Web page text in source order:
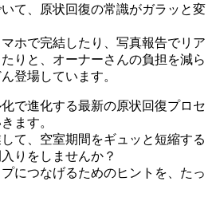
て、原状回復の常識がガラッと変
ホで完結したり、写真報告でリア
りと、オーナーさんの負担を減ら
登場しています。
で進化する最新の原状回復プロセ
ます。
て、空室期間をギュッと短縮する
りをしませんか？
につなげるためのヒントを、たっ